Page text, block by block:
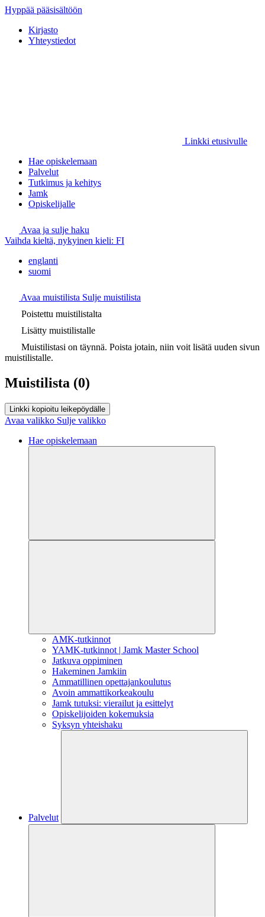
Hyppää pääsisältöön
Kirjasto
Yhteystiedot
Linkki etusivulle
Hae opiskelemaan
Palvelut
Tutkimus ja kehitys
Jamk
Opiskelijalle
Avaa ja sulje haku
Vaihda kieltä, nykyinen kieli: FI
englanti
suomi
Avaa muistilista Sulje muistilista
Poistettu muistilistalta
Lisätty muistilistalle
Muistilistasi on täynnä. Poista jotain, niin voit lisätä uuden sivun
muistilistalle.
Muistilista (0)
Linkki kopioitu leikepöydälle
Avaa valikko Sulje valikko
Hae opiskelemaan
AMK-tutkinnot
YAMK-tutkinnot | Jamk Master School
Jatkuva oppiminen
Hakeminen Jamkiin
Ammatillinen opettajankoulutus
Avoin ammattikorkeakoulu
Jamk tutuksi: vierailut ja esittelyt
Opiskelijoiden kokemuksia
Syksyn yhteishaku
Palvelut